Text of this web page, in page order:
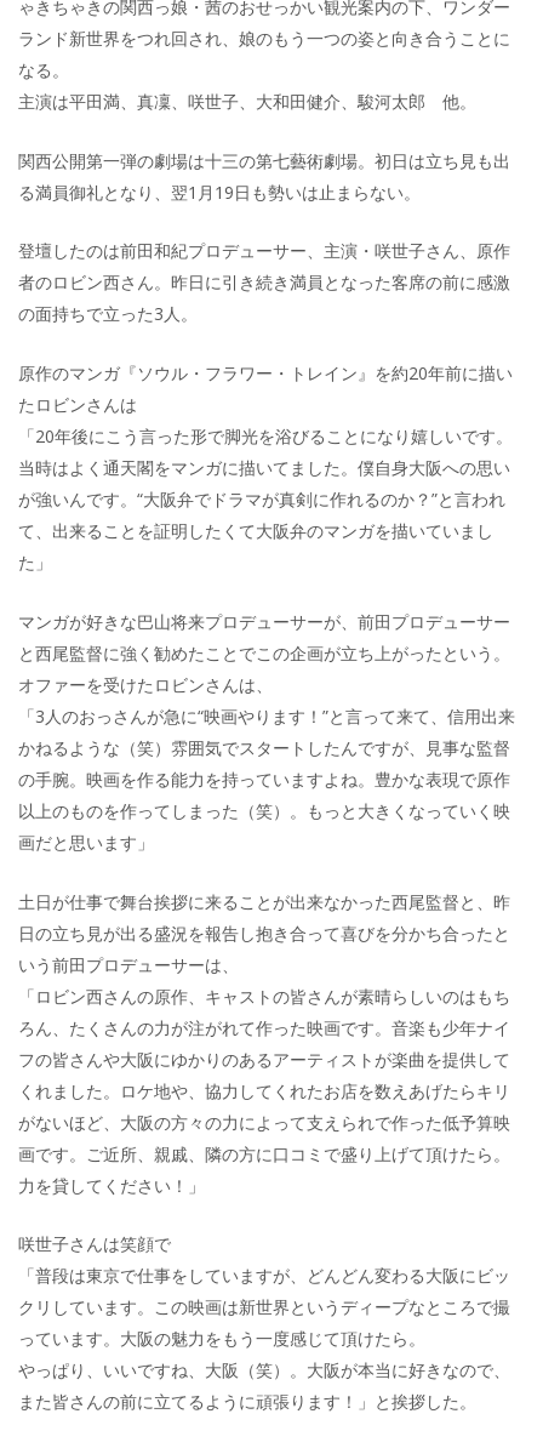
ゃきちゃきの関西っ娘・茜のおせっかい観光案内の下、ワンダー
ランド新世界をつれ回され、娘のもう一つの姿と向き合うことに
なる。
主演は平田満、真凜、咲世子、大和田健介、駿河太郎 他。
関西公開第一弾の劇場は十三の第七藝術劇場。初日は立ち見も出
る満員御礼となり、翌1月19日も勢いは止まらない。
登壇したのは前田和紀プロデューサー、主演・咲世子さん、原作
者のロビン西さん。昨日に引き続き満員となった客席の前に感激
の面持ちで立った3人。
原作のマンガ『ソウル・フラワー・トレイン』を約20年前に描い
たロビンさんは
「20年後にこう言った形で脚光を浴びることになり嬉しいです。
当時はよく通天閣をマンガに描いてました。僕自身大阪への思い
が強いんです。“大阪弁でドラマが真剣に作れるのか？”と言われ
て、出来ることを証明したくて大阪弁のマンガを描いていまし
た」
マンガが好きな巴山将来プロデューサーが、前田プロデューサー
と西尾監督に強く勧めたことでこの企画が立ち上がったという。
オファーを受けたロビンさんは、
「3人のおっさんが急に“映画やります！”と言って来て、信用出来
かねるような（笑）雰囲気でスタートしたんですが、見事な監督
の手腕。映画を作る能力を持っていますよね。豊かな表現で原作
以上のものを作ってしまった（笑）。もっと大きくなっていく映
画だと思います」
土日が仕事で舞台挨拶に来ることが出来なかった西尾監督と、昨
日の立ち見が出る盛況を報告し抱き合って喜びを分かち合ったと
いう前田プロデューサーは、
「ロビン西さんの原作、キャストの皆さんが素晴らしいのはもち
ろん、たくさんの力が注がれて作った映画です。音楽も少年ナイ
フの皆さんや大阪にゆかりのあるアーティストが楽曲を提供して
くれました。ロケ地や、協力してくれたお店を数えあげたらキリ
がないほど、大阪の方々の力によって支えられで作った低予算映
画です。ご近所、親戚、隣の方に口コミで盛り上げて頂けたら。
力を貸してください！」
咲世子さんは笑顔で
「普段は東京で仕事をしていますが、どんどん変わる大阪にビッ
クリしています。この映画は新世界というディープなところで撮
っています。大阪の魅力をもう一度感じて頂けたら。
やっぱり、いいですね、大阪（笑）。大阪が本当に好きなので、
また皆さんの前に立てるように頑張ります！」と挨拶した。